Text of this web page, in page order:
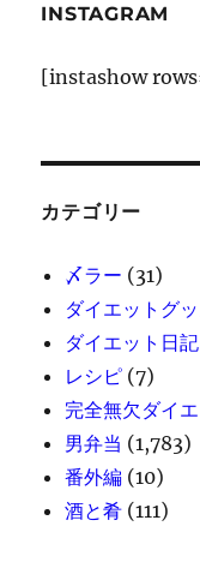
INSTAGRAM
[instashow
カテゴリー
〆ラー (31)
ダイエットグ
ダイエット日記
レシピ (7)
完全無欠ダイエ
男弁当 (1,783)
番外編 (10)
酒と肴 (111)